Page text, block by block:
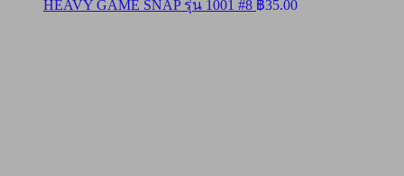
HEAVY GAME SNAP รุ่น 1001 #8 ฿35.00